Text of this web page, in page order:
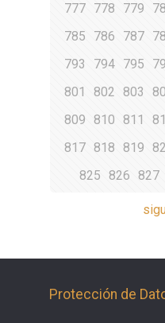
777 778 779
785
786 787
793
794 795
801
802 803
809
810 811
817 818 819
825
826 827
Protección de